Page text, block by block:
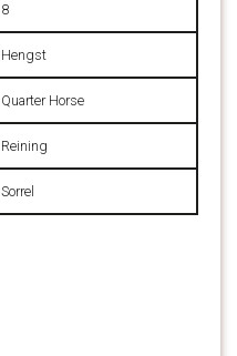
8
Hengst
Quarter Horse
Reining
Sorrel